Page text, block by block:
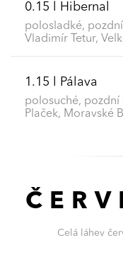
0.15 l Hibernal
polosladké,
Vladimír Tetur,
1.15 l Pálava
polosuché, pozdní
Plaček, Moravské
Celá láhev